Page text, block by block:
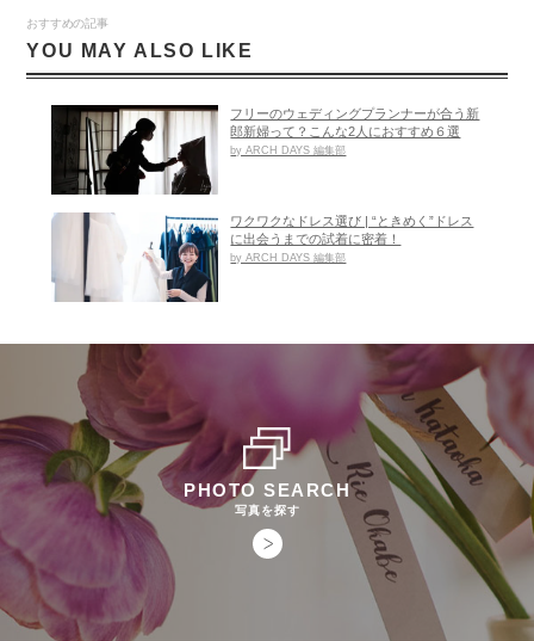
おすすめの記事
YOU MAY ALSO LIKE
フリーのウェディングプランナーが合う新
郎新婦って？こんな2人におすすめ６選
by ARCH DAYS 編集部
ワクワクなドレス選び | “ときめく”ドレス
に出会うまでの試着に密着！
by ARCH DAYS 編集部
PHOTO SEARCH
写真を探す